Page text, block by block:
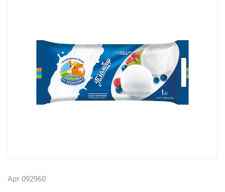
Арт 092960